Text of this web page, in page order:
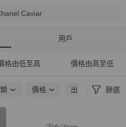
Caviar
用戶
格由低至高 價格由高至低
價格 出貨地點 篩選